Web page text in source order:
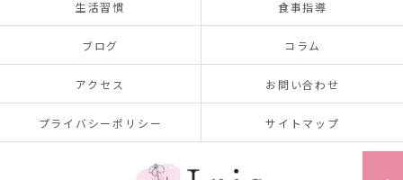
生活習慣 食事指導
ブログ コラム
アクセス お問い合わせ
プライバシーポリシー サイトマップ